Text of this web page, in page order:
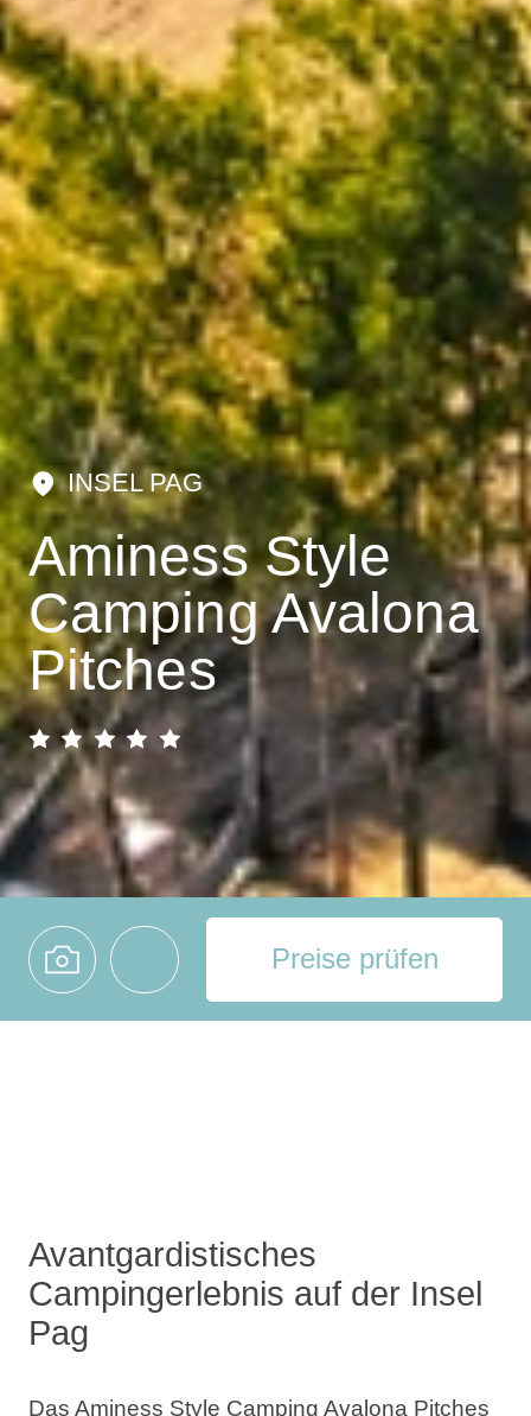
INSEL PAG
Aminess Style
Camping Avalona
Pitches
Preise prüfen
Avantgardistisches
Campingerlebnis auf der Insel
Pag
Das Aminess Style Camping Avalona Pitches